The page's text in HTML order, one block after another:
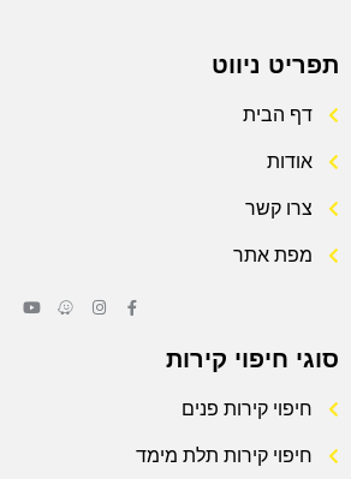
תפריט ניווט
דף הבית
אודות
צרו קשר
מפת אתר
סוגי חיפוי קירות
חיפוי קירות פנים
חיפוי קירות תלת מימד